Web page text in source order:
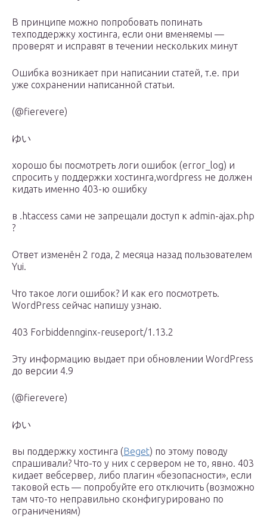
В принципе можно попробовать попинать
техподдержку хостинга, если они вменяемы —
проверят и исправят в течении нескольких минут
Ошибка возникает при написании статей, т.е. при
уже сохранении написанной статьи.
(@fierevere)
ゆい
хорошо бы посмотреть логи ошибок (error_log) и
спросить у поддержки хостинга,wordpress не должен
кидать именно 403-ю ошибку
в .htaccess сами не запрещали доступ к admin-ajax.php
?
Ответ изменён 2 года, 2 месяца назад пользователем
Yui.
Что такое логи ошибок? И как его посмотреть.
WordPress сейчас напишу узнаю.
403 Forbiddennginx-reuseport/1.13.2
Эту информацию выдает при обновлении WordPress
до версии 4.9
(@fierevere)
ゆい
вы поддержку хостинга (Beget) по этому поводу
спрашивали? Что-то у них с сервером не то, явно. 403
кидает вебсервер, либо плагин «безопасности», если
таковой есть — попробуйте его отключить (возможно
там что-то неправильно сконфигурировано по
ограничениям)